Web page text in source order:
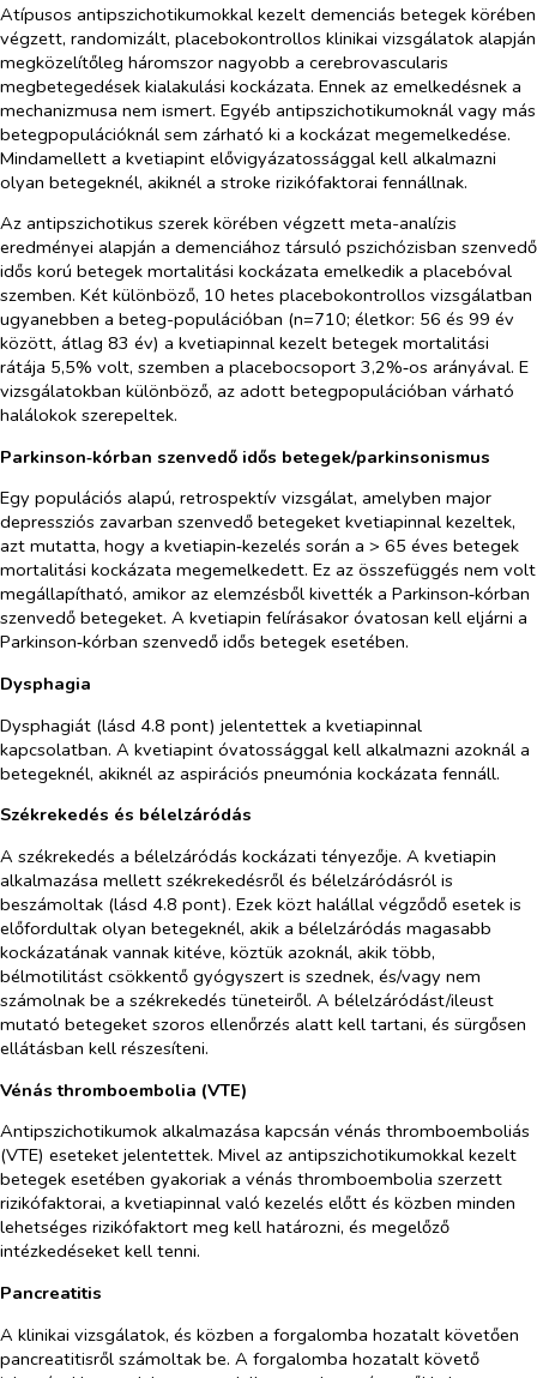
Atípusos antipszichotikumokkal kezelt demenciás betegek körében
végzett, randomizált, placebokontrollos klinikai vizsgálatok alapján
megközelítőleg háromszor nagyobb a cerebrovascularis
megbetegedések kialakulási kockázata. Ennek az emelkedésnek a
mechanizmusa nem ismert. Egyéb antipszichotikumoknál vagy más
betegpopulációknál sem zárható ki a kockázat megemelkedése.
Mindamellett a kvetiapint elővigyázatossággal kell alkalmazni
olyan betegeknél, akiknél a stroke rizikófaktorai fennállnak.
Az antipszichotikus szerek körében végzett meta-analízis
eredményei alapján a demenciához társuló pszichózisban szenvedő
idős korú betegek mortalitási kockázata emelkedik a placebóval
szemben. Két különböző, 10 hetes placebokontrollos vizsgálatban
ugyanebben a beteg-populációban (n=710; életkor: 56 és 99 év
között, átlag 83 év) a kvetiapinnal kezelt betegek mortalitási
rátája 5,5% volt, szemben a placebocsoport 3,2%‑os arányával. E
vizsgálatokban különböző, az adott betegpopulációban várható
halálokok szerepeltek.
Parkinson‑kórban szenvedő idős betegek/parkinsonismus
Egy populációs alapú, retrospektív vizsgálat, amelyben major
depressziós zavarban szenvedő betegeket kvetiapinnal kezeltek,
azt mutatta, hogy a kvetiapin‑kezelés során a > 65 éves betegek
mortalitási kockázata megemelkedett. Ez az összefüggés nem volt
megállapítható, amikor az elemzésből kivették a Parkinson‑kórban
szenvedő betegeket. A kvetiapin felírásakor óvatosan kell eljárni a
Parkinson‑kórban szenvedő idős betegek esetében.
Dysphagia
Dysphagiát (lásd 4.8 pont) jelentettek a kvetiapinnal
kapcsolatban. A kvetiapint óvatossággal kell alkalmazni azoknál a
betegeknél, akiknél az aspirációs pneumónia kockázata fennáll.
Székrekedés és bélelzáródás
A székrekedés a bélelzáródás kockázati tényezője. A kvetiapin
alkalmazása mellett székrekedésről és bélelzáródásról is
beszámoltak (lásd 4.8 pont). Ezek közt halállal végződő esetek is
előfordultak olyan betegeknél, akik a bélelzáródás magasabb
kockázatának vannak kitéve, köztük azoknál, akik több,
bélmotilitást csökkentő gyógyszert is szednek, és/vagy nem
számolnak be a székrekedés tüneteiről. A bélelzáródást/ileust
mutató betegeket szoros ellenőrzés alatt kell tartani, és sürgősen
ellátásban kell részesíteni.
Vénás thromboembolia (VTE)
Antipszichotikumok alkalmazása kapcsán vénás thromboemboliás
(VTE) eseteket jelentettek. Mivel az antipszichotikumokkal kezelt
betegek esetében gyakoriak a vénás thromboembolia szerzett
rizikófaktorai, a kvetiapinnal való kezelés előtt és közben minden
lehetséges rizikófaktort meg kell határozni, és megelőző
intézkedéseket kell tenni.
Pancreatitis
A klinikai vizsgálatok, és közben a forgalomba hozatalt követően
pancreatitisről számoltak be. A forgalomba hozatalt követő